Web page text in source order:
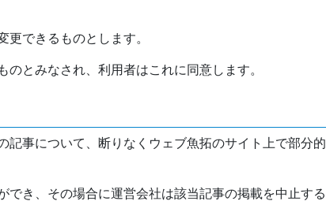
できるものとします。
とみなされ、利用者はこれに同意します。
事について、断りなくウェブ魚拓のサイト上で部分的
き、その場合に運営会社は該当記事の掲載を中止する